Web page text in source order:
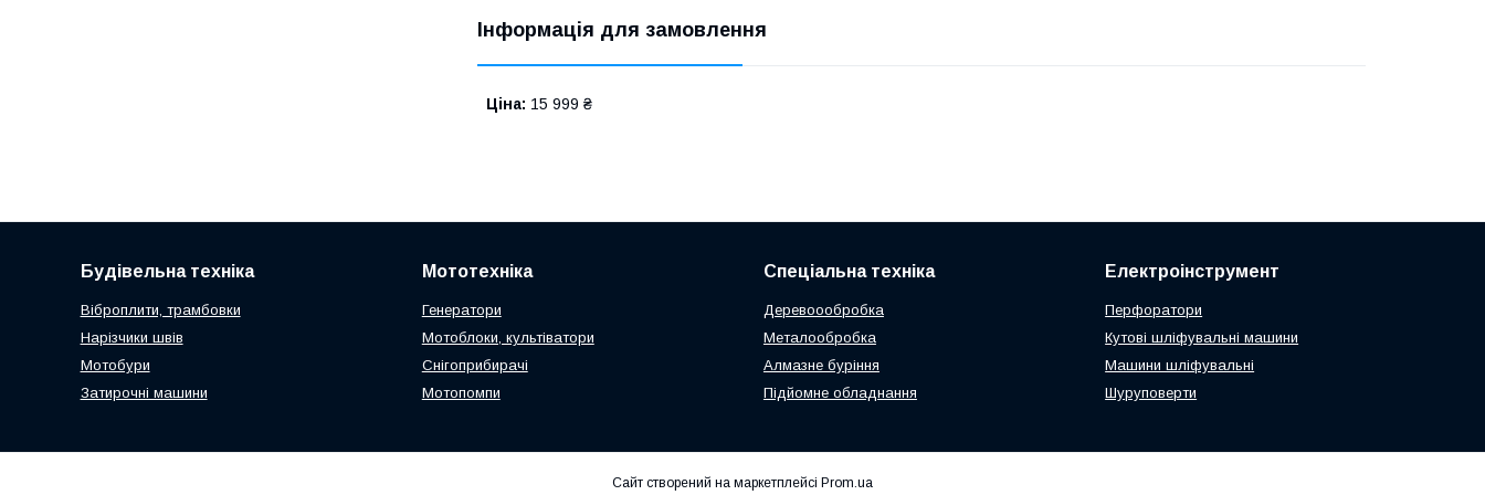
Інформація для замовлення
Ціна: 15 999 ₴
Будівельна техніка
Віброплити, трамбовки
Нарізчики швів
Мотобури
Затирочні машини
Мототехніка
Генератори
Мотоблоки, культіватори
Снігоприбирачі
Мотопомпи
Спеціальна техніка
Деревоообробка
Металообробка
Алмазне буріння
Підйомне обладнання
Електроінструмент
Перфоратори
Кутові шліфувальні машини
Машини шліфувальні
Шуруповерти
Сайт створений на маркетплейсі Prom.ua